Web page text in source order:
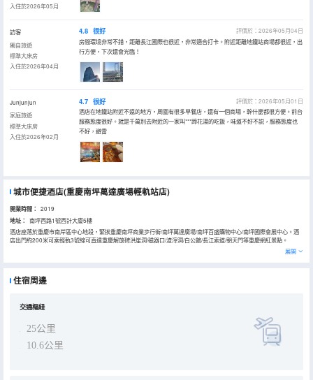
入住於2026年05月
訪客
獨自旅遊
標準大床房
入住於2026年04月
4.8 很好
評價於：2026年05月04日
房間環境非常不錯，距離長江國際也很近，非常適合打卡。附近距離地鐵站商場都很近，出
行方便，下次還會光臨！
Junjunjun
家庭旅遊
標準大床房
入住於2026年02月
4.7 很好
評價於：2026年05月01日
酒店在地鐵站附近不遠的地方，周圍有很多早餐店，還有一個商場，幹什麼都很方便。前台
服務態度很好。就是千萬別去附近的一家叫***蹄花湯的吃飯，味道不好不説，服務態度也
不好，避雷
城市便捷酒店(重慶南坪萬達廣場輕軌站店)
開業時間： 2019
地址：
南坪西路1號西計大廈5樓
酒店座落於重慶市南岸區中心地段，緊挨重慶南坪商業步行街/南坪萬達廣場/南坪百盛購物中心/南坪國際會展中心。酒
店出門約200米可乘輕軌3號線可直達重慶解放碑洪崖洞/磁器口/渣滓洞/白公館/長江索道/朝天門等重慶網紅景點。
東呈國際集團，是一家卓越的酒店集團，旗下共有15大酒店品牌。自2006年成立以來，東呈秉承“以客為尊、合作分
享、激情專注、結果導向”的價值觀，致力成為世界一流酒店集團。目前，集團旗下擁有超過3000家酒店（含籌建），
尚、現代極簡設計；品質大堂、城市咖啡吧、國際香薰、舒適沐浴、時尚傢俱、，為賓客提供超越期待的高性價比住宿
展開
住宿周邊
交通樞紐
25公里
10.6公里